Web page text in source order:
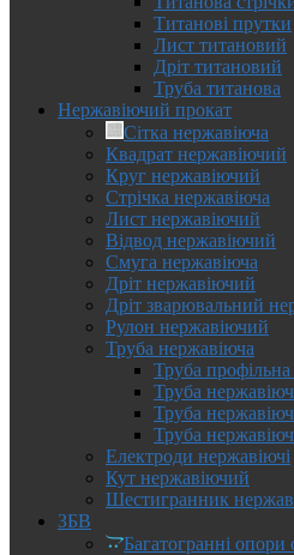
Титанові прутки
Лист титановий
Дріт титановий
Труба титанова
Нержавіючий прокат
Сітка нержавіюча
Квадрат нержавіючий
Круг нержавіючий
Стрічка нержавіюча
Лист нержавіючий
Відвод нержавіючий
Смуга нержавіюча
Дріт нержавіючий
Дріт зварювальний
Рулон нержавіючий
Труба нержавіюча
Труба
Труба
Труба
Труба
Електроди нержавіючі
Кут нержавіючий
Шестигранник
ЗБВ
Багатогранні опори